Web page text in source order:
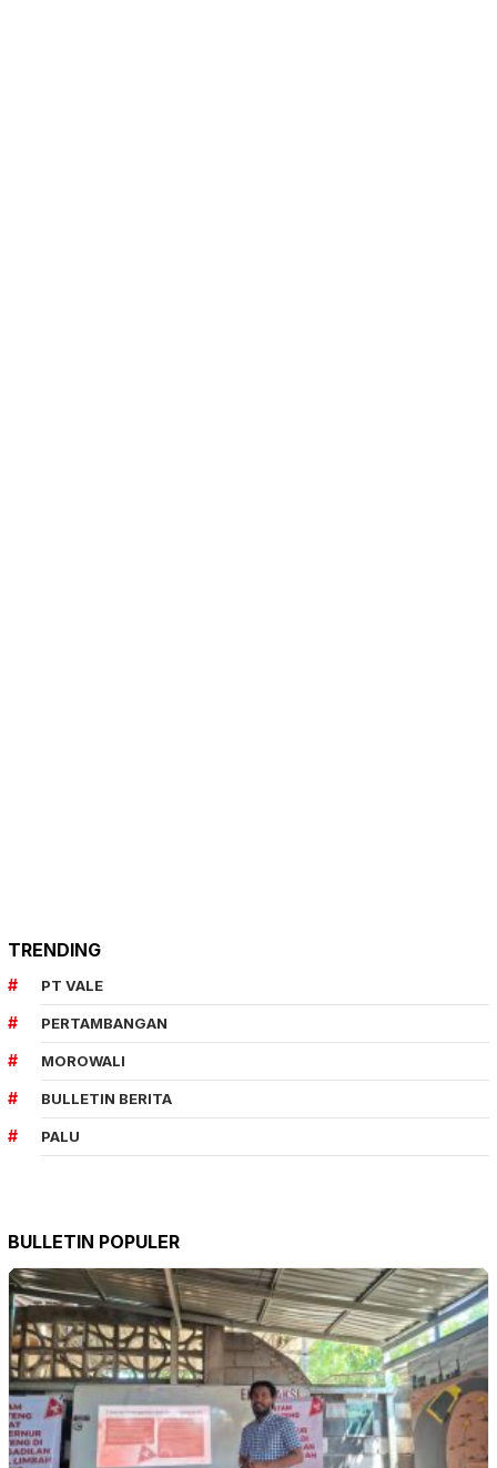
TRENDING
PT VALE
PERTAMBANGAN
MOROWALI
BULLETIN BERITA
PALU
BULLETIN POPULER